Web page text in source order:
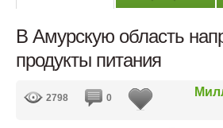
В Амурскую область
продукты питания
2798 0